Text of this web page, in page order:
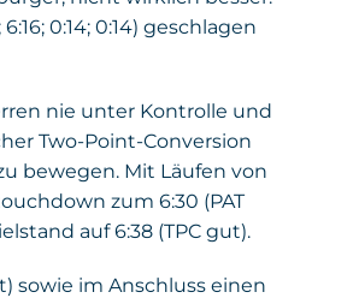
0:14; 0:14) geschlagen
nie unter Kontrolle und
Two-Point-Conversion
bewegen. Mit Läufen von
zum 6:30 (PAT
auf 6:38 (TPC gut).
sowie im Anschluss einen